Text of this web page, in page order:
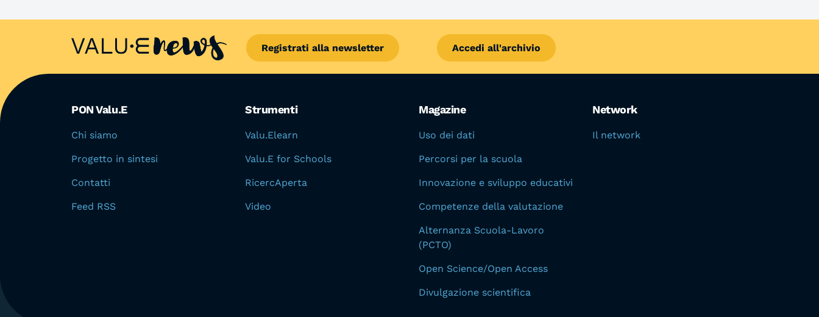
Registrati alla newsletter Accedi all'archivio
Aree del portale
PON Valu.E
Chi siamo
Progetto in sintesi
Contatti
Feed RSS
Strumenti
Valu.Elearn
Valu.E for Schools
RicercAperta
Video
Magazine
Uso dei dati
Percorsi per la scuola
Innovazione e sviluppo educativi
Competenze della valutazione
Alternanza Scuola-Lavoro
(PCTO)
Open Science/Open Access
Divulgazione scientifica
Network
Il network